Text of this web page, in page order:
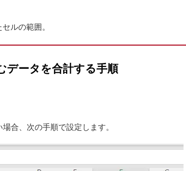
ルの範囲。
データを合計する手順
合、次の手順で設定します。